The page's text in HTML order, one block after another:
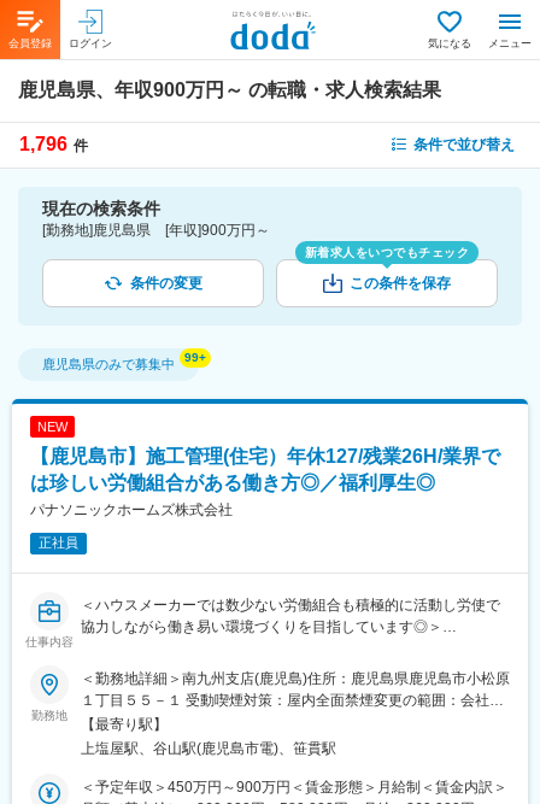
会員登録 ログイン 気になる メニュー
鹿児島県、年収900万円～ の転職・求人検索結果
1,796 件 条件で並び替え
現在の検索条件
[勤務地]鹿児島県 [年収]900万円～
条件の変更
新着求人をいつでもチェック
この条件を保存
鹿児島県のみで募集中
NEW
【鹿児島市】施工管理(住宅）年休127/残業26H/業界で
は珍しい労働組合がある働き方◎／福利厚生◎
パナソニックホームズ株式会社
正社員
仕事内容
＜ハウスメーカーでは数少ない労働組合も積極的に活動し労使で
協力しながら働き易い環境づくりを目指しています◎＞
（工事管理）を担当していただきます。都市部においては、複合
利用目的にも活用可能な最大９階建てまで可能な『多層階住宅：
ビューノ』を担当いただくケースもございます。
☆施工管理職としてワークライフバランスが整った環境☆
・年間休日127日＋有給最大25日（入社時から付与／入社日によ
って変動）。週休2日（水・日）、夏季・年末年始休暇などが整備
勤務地
＜勤務地詳細＞南九州支店(鹿児島)住所：鹿児島県鹿児島市小松原
１丁目５５－１ 受動喫煙対策：屋内全面禁煙変更の範囲：会社の
定める事業所
【最寄り駅】
上塩屋駅、谷山駅(鹿児島市電)、笹貫駅
＜予定年収＞450万円～900万円＜賃金形態＞月給制＜賃金内訳＞